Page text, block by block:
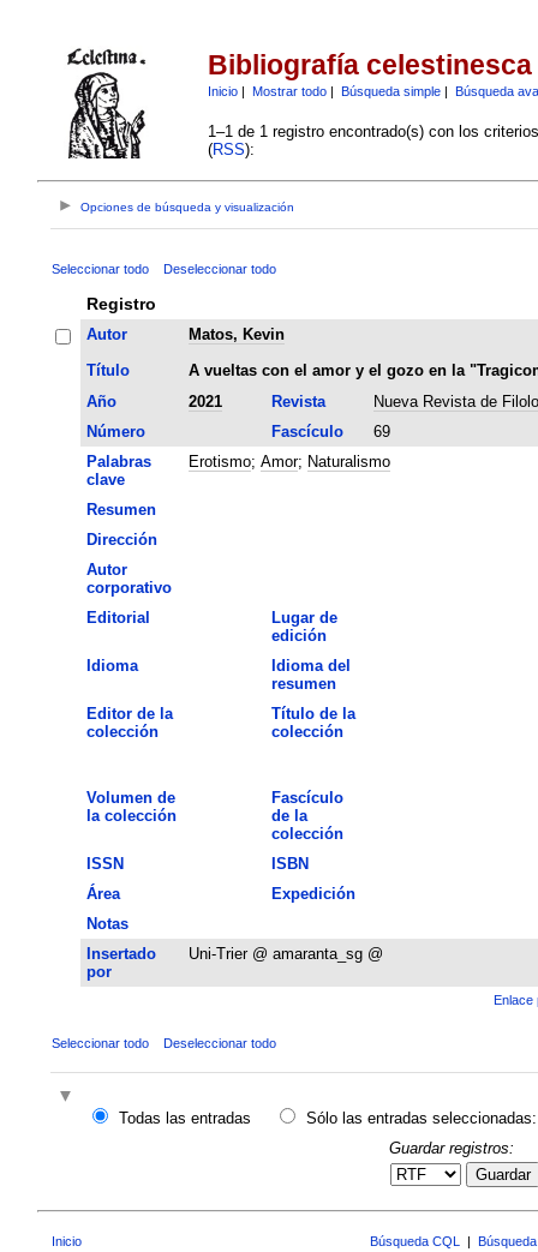
Bibliografía celestinesca
Inicio| Mostrar todo| Búsqueda simple| Búsqueda
1–1 de 1 registro encontrado(s) con los
(RSS):
Opciones de búsqueda y visualización
Seleccionar todo Deseleccionar todo
Registro
Autor
Matos, Kevin
Título
A vueltas con el amor y el gozo en la
Año
2021 Revista
Nueva Revista de
Número
Fascículo
69
Palabras
clave
Erotismo; Amor; Naturalismo
Resumen
Dirección
Autor
corporativo
Editorial
Lugar de
edición
Idioma
Idioma del
resumen
Editor de la
colección
Título de la
colección
Volumen de
la colección
Fascículo
de la
colección
ISSN
ISBN
Área
Expedición
Notas
Insertado
por
Uni-Trier @ amaranta_sg @
Enlace
Seleccionar todo Deseleccionar todo
Todas las entradas
Sólo las entradas seleccionadas:
Guardar registros:
Guardar
Inicio Búsqueda CQL